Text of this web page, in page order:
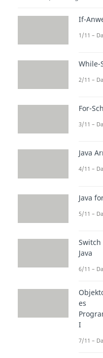
in Java
und
int
Die
welche
while.
jetzt
besten
Struktur
int
//
If-
1/11 –
While-
2/11 –
For-
3/11 –
Java
4/11 –
Java
5/11 –
Switch
Java
6/11 –
es
I
7/11 –